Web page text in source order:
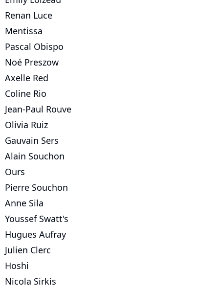
Renan Luce
Mentissa
Pascal Obispo
Noé Preszow
Axelle Red
Coline Rio
Jean-Paul Rouve
Olivia Ruiz
Gauvain Sers
Alain Souchon
Ours
Pierre Souchon
Anne Sila
Youssef Swatt's
Hugues Aufray
Julien Clerc
Hoshi
Nicola Sirkis